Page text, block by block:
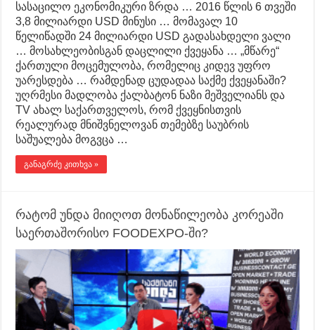
სასაცილო ეკონომიკური ზრდა … 2016 წლის 6 თვეში
3,8 მილიარდი USD მინუსი … მომავალ 10
წელიწადში 24 მილიარდი USD გადასახდელი ვალი
… მოსახლეობისგან დაცლილი ქვეყანა … „მწარე“
ქართული მოცემულობა, რომელიც კიდევ უფრო
უარესდება … რამდენად ცუდადაა საქმე ქვეყანაში?
უღრმესი მადლობა ქალბატონ ნაზი მეშველიანს და
TV ახალ საქართველოს, რომ ქვეყნისთვის
რეალურად მნიშვნელოვან თემებზე საუბრის
საშუალება მოგვცა …
განაგრძე კითხვა »
რატომ უნდა მიიღოთ მონაწილეობა კორეაში
საერთაშორისო FOODEXPO-ში?